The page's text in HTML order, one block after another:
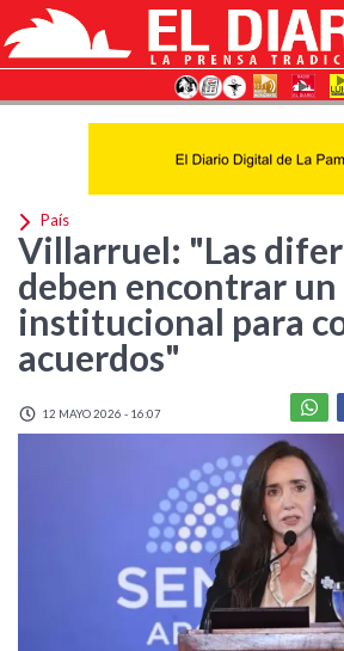
País
Villarruel: "Las
deben encontrar un
institucional para
acuerdos"
12 MAYO 2026 - 16:07